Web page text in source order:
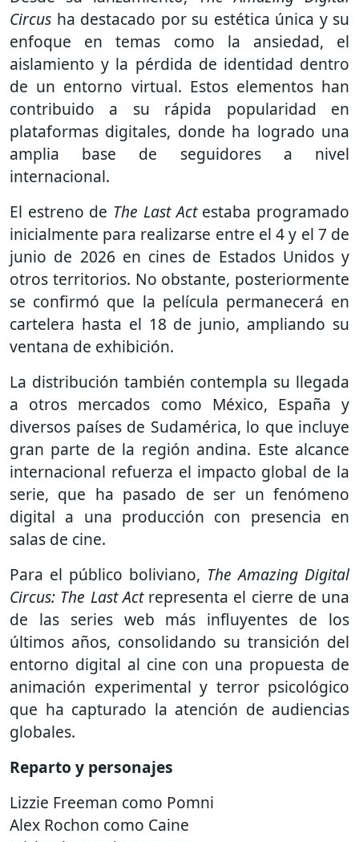
Circus ha destacado por su estética única y su
enfoque en temas como la ansiedad, el
aislamiento y la pérdida de identidad dentro
de un entorno virtual. Estos elementos han
contribuido a su rápida popularidad en
plataformas digitales, donde ha logrado una
amplia base de seguidores a nivel
internacional.
El estreno de The Last Actestaba programado
inicialmente para realizarse entre el 4 y el 7 de
junio de 2026 en cines de Estados Unidos y
otros territorios. No obstante, posteriormente
se confirmó que la película permanecerá en
cartelera hasta el 18 de junio, ampliando su
ventana de exhibición.
La distribución también contempla su llegada
a otros mercados como México, España y
diversos países de Sudamérica, lo que incluye
gran parte de la región andina. Este alcance
internacional refuerza el impacto global de la
serie, que ha pasado de ser un fenómeno
digital a una producción con presencia en
salas de cine.
Para el público boliviano, The Amazing Digital
Circus: The Last Actrepresenta el cierre de una
de las series web más influyentes de los
últimos años, consolidando su transición del
entorno digital al cine con una propuesta de
animación experimental y terror psicológico
que ha capturado la atención de audiencias
globales.
Reparto y personajes
Lizzie Freeman como Pomni
Alex Rochon como Caine